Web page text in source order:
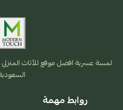
لمسة عسرية افضل موقع للأثاث
روابط مهمة